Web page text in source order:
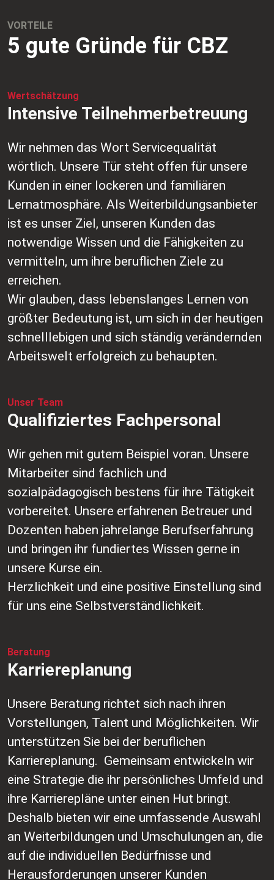
VORTEILE
5 gute Gründe für CBZ
Wertschätzung
Intensive Teilnehmerbetreuung
Wir nehmen das Wort Servicequalität
wörtlich. Unsere Tür steht offen für unsere
Kunden in einer lockeren und familiären
Lernatmosphäre. Als Weiterbildungsanbieter
ist es unser Ziel, unseren Kunden das
notwendige Wissen und die Fähigkeiten zu
vermitteln, um ihre beruflichen Ziele zu
erreichen.
Wir glauben, dass lebenslanges Lernen von
größter Bedeutung ist, um sich in der heutigen
schnelllebigen und sich ständig verändernden
Arbeitswelt erfolgreich zu behaupten.
Unser Team
Qualifiziertes Fachpersonal
Wir gehen mit gutem Beispiel voran. Unsere
Mitarbeiter sind fachlich und
sozialpädagogisch bestens für ihre Tätigkeit
vorbereitet. Unsere erfahrenen Betreuer und
Dozenten haben jahrelange Berufserfahrung
und bringen ihr fundiertes Wissen gerne in
unsere Kurse ein.
Herzlichkeit und eine positive Einstellung sind
für uns eine Selbstverständlichkeit.
Beratung
Karriereplanung
Unsere Beratung richtet sich nach ihren
Vorstellungen, Talent und Möglichkeiten. Wir
unterstützen Sie bei der beruflichen
Karriereplanung. Gemeinsam entwickeln wir
eine Strategie die ihr persönliches Umfeld und
ihre Karrierepläne unter einen Hut bringt.
Deshalb bieten wir eine umfassende Auswahl
an Weiterbildungen und Umschulungen an, die
auf die individuellen Bedürfnisse und
Herausforderungen unserer Kunden